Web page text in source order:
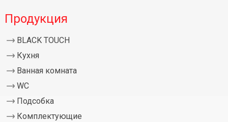
Продукция
BLACK TOUCH
Кухня
Ванная комната
WC
Подсобка
Комплектующие